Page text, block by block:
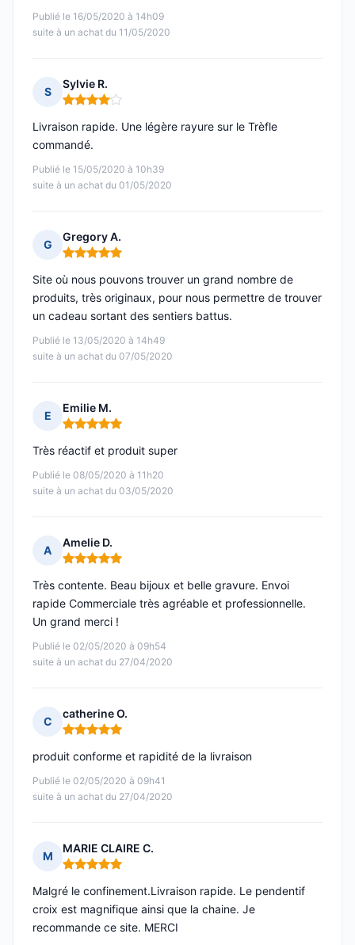
Publié le 16/05/2020 à 14h09
suite à un achat du 11/05/2020
S
Sylvie R.
Note : 4 sur 5
Publié le 15/05/2020 à 10h39
suite à un achat du 01/05/2020
Livraison rapide. Une légère rayure sur le Trèfle
commandé.
G
Gregory A.
Note : 5 sur 5
Publié le 13/05/2020 à 14h49
suite à un achat du 07/05/2020
Site où nous pouvons trouver un grand nombre de
produits, très originaux, pour nous permettre de trouver
un cadeau sortant des sentiers battus.
E
Emilie M.
Note : 5 sur 5
Publié le 08/05/2020 à 11h20
suite à un achat du 03/05/2020
Très réactif et produit super
A
Amelie D.
Note : 5 sur 5
Publié le 02/05/2020 à 09h54
suite à un achat du 27/04/2020
Très contente. Beau bijoux et belle gravure. Envoi
rapide Commerciale très agréable et professionnelle.
Un grand merci !
C
catherine O.
Note : 5 sur 5
Publié le 02/05/2020 à 09h41
suite à un achat du 27/04/2020
produit conforme et rapidité de la livraison
M
MARIE CLAIRE C.
Note : 5 sur 5
Malgré le confinement.Livraison rapide. Le pendentif
croix est magnifique ainsi que la chaine. Je
recommande ce site. MERCI